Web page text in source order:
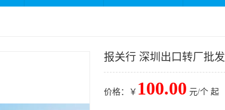
报关行 深圳出口转厂批发
价格：￥ 100.00 元/个 起